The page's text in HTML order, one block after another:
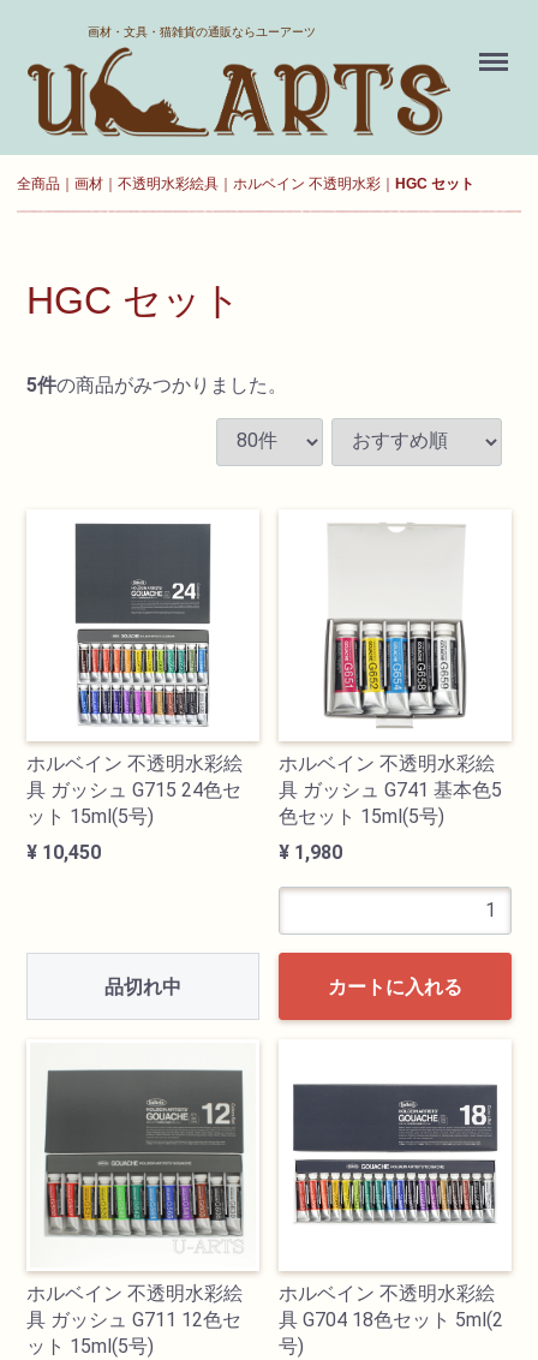
画材・文具・猫雑貨の通販ならユーアーツ
Menu
全商品 画材 不透明水彩絵具 ホルベイン 不透明水彩 HGC セット
HGC セット
5件の商品がみつかりました。
ホルベイン 不透明水彩絵
具 ガッシュ G715 24色セ
ット 15ml(5号)
¥ 10,450
品切れ中
ホルベイン 不透明水彩絵
具 ガッシュ G741 基本色5
色セット 15ml(5号)
¥ 1,980
カートに入れる
ホルベイン 不透明水彩絵
具 ガッシュ G711 12色セ
ット 15ml(5号)
ホルベイン 不透明水彩絵
具 G704 18色セット 5ml(2
号)
ホーム
送料について
新規会員登録
カート
カテゴリ
不透明水彩絵具
日本画絵具